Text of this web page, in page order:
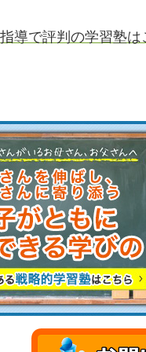
導で評判の学習塾は